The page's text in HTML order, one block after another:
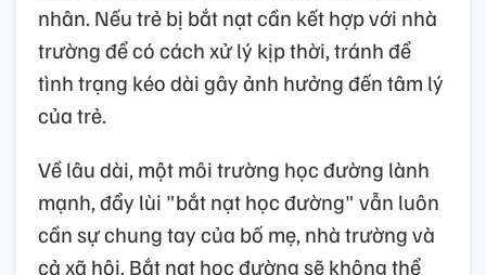
nhân. Nếu trẻ bị bắt nạt cần kết hợp với nhà
trường để có cách xử lý kịp thời, tránh để
tình trạng kéo dài gây ảnh hưởng đến tâm lý
của trẻ.
Về lâu dài, một môi trường học đường lành
mạnh, đẩy lùi "bắt nạt học đường" vẫn luôn
cần sự chung tay của bố mẹ, nhà trường và
cả xã hội. Bắt nạt học đường sẽ không thể